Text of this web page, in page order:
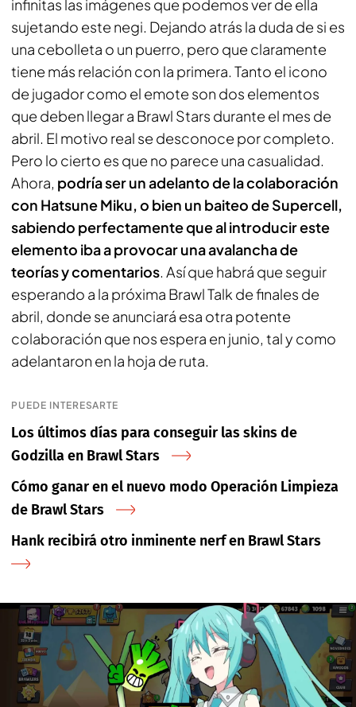
infinitas las imágenes que podemos ver de ella
sujetando este negi. Dejando atrás la duda de si es
una cebolleta o un puerro, pero que claramente
tiene más relación con la primera. Tanto el icono
de jugador como el emote son dos elementos
que deben llegar a Brawl Stars durante el mes de
abril. El motivo real se desconoce por completo.
Pero lo cierto es que no parece una casualidad.
Ahora, podría ser un adelanto de la colaboración
con Hatsune Miku, o bien un baiteo de Supercell,
sabiendo perfectamente que al introducir este
elemento iba a provocar una avalancha de
teorías y comentarios. Así que habrá que seguir
esperando a la próxima Brawl Talk de finales de
abril, donde se anunciará esa otra potente
colaboración que nos espera en junio, tal y como
adelantaron en la hoja de ruta.
PUEDE INTERESARTE
Los últimos días para conseguir las skins de
Godzilla en Brawl Stars
Cómo ganar en el nuevo modo Operación Limpieza
de Brawl Stars
Hank recibirá otro inminente nerf en Brawl Stars